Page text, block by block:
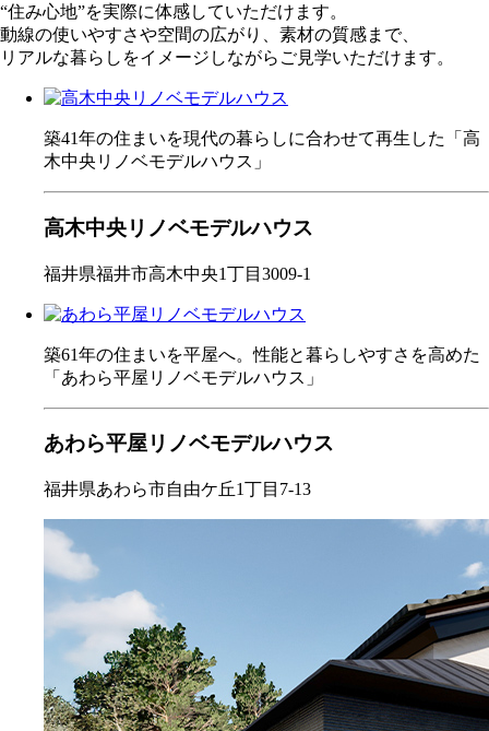
“住み心地”を実際に体感していただけます。
動線の使いやすさや空間の広がり、素材の質感まで、
リアルな暮らしをイメージしながらご見学いただけます。
築41年の住まいを現代の暮らしに合わせて再生した「高
木中央リノベモデルハウス」
高木中央リノベモデルハウス
福井県福井市高木中央1丁目3009-1
築61年の住まいを平屋へ。性能と暮らしやすさを高めた
「あわら平屋リノベモデルハウス」
あわら平屋リノベモデルハウス
福井県あわら市自由ケ丘1丁目7-13